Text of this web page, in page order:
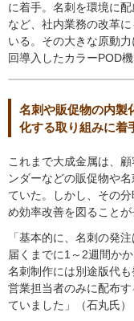
に着手。名刺を環境に
など、社内業務の改革
いる。その大きな原動
回導入したカラーPOD機
名刺や販促物の内製
化する取り組みに着
これまで大成金属は、
ンダーなどの販促物や
ていた。しかし、その
め効率改善を図ることが
「基本的に、名刺の発
届くまでに1～2週間か
名刺制作には別途版代
営業担当者のみに配布
ていました」（石丸氏）